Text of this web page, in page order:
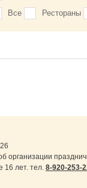
Все Рестораны
организации
16 лет. тел. 8-920-253-